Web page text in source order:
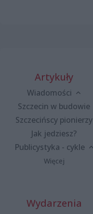
Artykuły
Wiadomości
Szczecin w budowie
Szczecińscy pionierzy
Jak jedziesz?
Publicystyka - cykle
Więcej
Wydarzenia